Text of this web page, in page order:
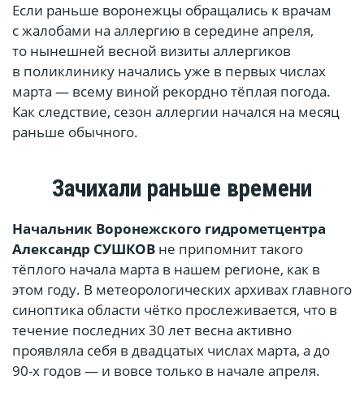
Если раньше воронежцы обращались к врачам
с жалобами на аллергию в середине апреля,
то нынешней весной визиты аллергиков
в поликлинику начались уже в первых числах
марта — всему виной рекордно тёплая погода.
Как следствие, сезон аллергии начался на месяц
раньше обычного.
Зачихали раньше времени
Начальник Воронежского гидрометцентра
Александр СУШКОВ не припомнит такого
тёплого начала марта в нашем регионе, как в
этом году. В метеорологических архивах главного
синоптика области чётко прослеживается, что в
течение последних 30 лет весна активно
проявляла себя в двадцатых числах марта, а до
90-х годов — и вовсе только в начале апреля.